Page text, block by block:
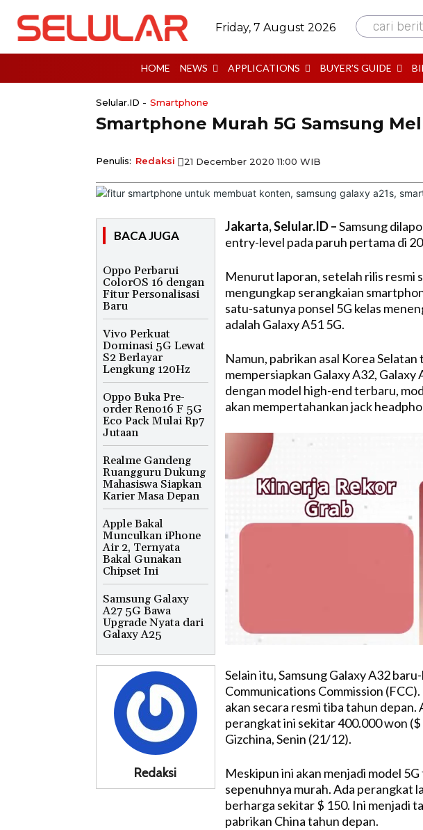
Friday, 7 August 2026 cari
HOME NEWS APPLICATIONS BUYER’S GUIDE
Selular.ID - Smartphone
Smartphone Murah 5G Samsung
Penulis: Redaksi 21 December 2020 11:00 WIB
BACA JUGA
Oppo Perbarui
ColorOS 16 dengan
Fitur Personalisasi
Baru
Vivo Perkuat
Dominasi 5G Lewat
S2 Berlayar
Lengkung 120Hz
Oppo Buka Pre-
order Reno16 F 5G
Eco Pack Mulai Rp7
Jutaan
Realme Gandeng
Ruangguru Dukung
Mahasiswa Siapkan
Karier Masa Depan
Apple Bakal
Munculkan iPhone
Air 2, Ternyata
Bakal Gunakan
Chipset Ini
Samsung Galaxy
A27 5G Bawa
Upgrade Nyata dari
Galaxy A25
Redaksi
Jakarta, Selular.ID –Samsung
entry-level pada paruh pertama di
Menurut laporan, setelah rilis resmi
mengungkap serangkaian
satu-satunya ponsel 5G kelas
adalah Galaxy A51 5G.
Namun, pabrikan asal Korea
mempersiapkan Galaxy A32, Galaxy
dengan model high-end terbaru,
akan mempertahankan jack
Selain itu, Samsung Galaxy A32
Communications Commission
akan secara resmi tiba tahun depan.
perangkat ini sekitar 400.000 won
Gizchina, Senin (21/12).
Meskipun ini akan menjadi model
sepenuhnya murah. Ada perangkat
berharga sekitar $ 150. Ini menjadi
pabrikan China tahun depan.